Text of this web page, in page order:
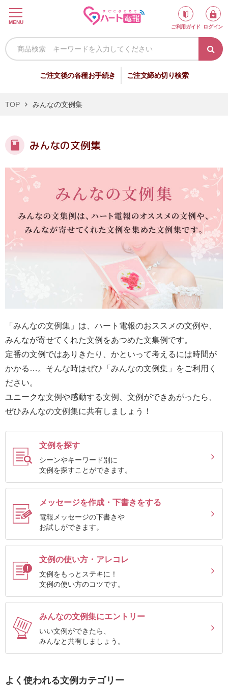
MENU
ご利用ガイド
ログイン
ご注文後の各種お手続き ご注文締め切り検索
新
会
録
電
電
最
索
ご
文
内
の
確
認
（非
会
員
の
方）
ご
利
イ
ド
電
TOP みんなの文例集
みんなの文例集
「みんなの文例集」は、ハート電報のおススメの文例や、
みんなが寄せてくれた文例をあつめた文集例です。
定番の文例ではありきたり、かといって考えるには時間が
かかる…。そんな時はぜひ「みんなの文例集」をご利用く
ださい。
ユニークな文例や感動する文例、文例ができあがったら、
ぜひみんなの文例集に共有しましょう！
文例を探す
シーンやキーワード別に
文例を探すことができます。
メッセージを作成・下書きをする
電報メッセージの下書きや
お試しができます。
文例の使い方・アレコレ
文例をもっとステキに！
文例の使い方のコツです。
みんなの文例集にエントリー
いい文例ができたら、
みんなと共有しましょう。
よく使われる文例カテゴリー